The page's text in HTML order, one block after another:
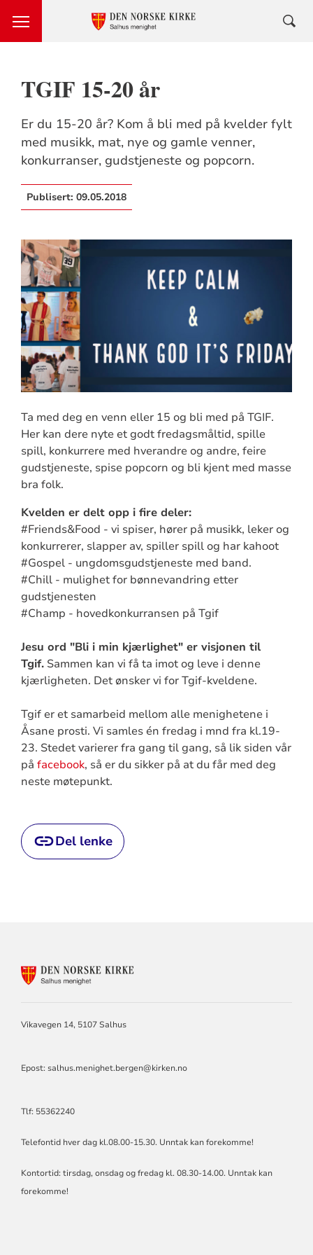
TGIF 15-20 år
Er du 15-20 år? Kom å bli med på kvelder fylt
med musikk, mat, nye og gamle venner,
konkurranser, gudstjeneste og popcorn.
Publisert: 09.05.2018
Ta med deg en venn eller 15 og bli med på TGIF.
Her kan dere nyte et godt fredagsmåltid, spille
spill, konkurrere med hverandre og andre, feire
gudstjeneste, spise popcorn og bli kjent med masse
bra folk.
Kvelden er delt opp i fire deler:
#Friends&Food - vi spiser, hører på musikk, leker og
konkurrerer, slapper av, spiller spill og har kahoot
#Gospel - ungdomsgudstjeneste med band.
#Chill - mulighet for bønnevandring etter
gudstjenesten
#Champ - hovedkonkurransen på Tgif
Jesu ord "Bli i min kjærlighet" er visjonen til
Tgif.Sammen kan vi få ta imot og leve i denne
kjærligheten. Det ønsker vi for Tgif-kveldene.
Tgif er et samarbeid mellom alle menighetene i
Åsane prosti. Vi samles én fredag i mnd fra kl.19-
23. Stedet varierer fra gang til gang, så lik siden vår
på facebook, så er du sikker på at du får med deg
neste møtepunkt.
Del lenke
Vikavegen 14, 5107 Salhus
Epost: salhus.menighet.bergen@kirken.no
Tlf: 55362240
Telefontid hver dag kl.08.00-15.30. Unntak kan forekomme!
Kontortid: tirsdag, onsdag og fredag kl. 08.30-14.00. Unntak kan
forekomme!